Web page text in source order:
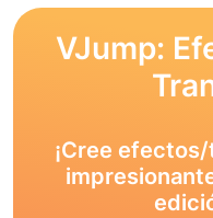
VJump:
¡Cree